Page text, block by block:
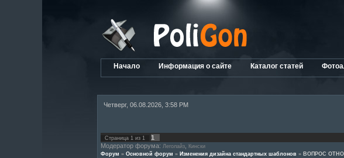
Начало Информация о сайте Каталог статей
Четверг, 06.08.2026, 3:58 PM
Страница 1 из 1 1
Модератор форума: Леголайз
Кински
Форум » Основной форум » Изменения дизайна стандартных шаблонов » ВОПРОС